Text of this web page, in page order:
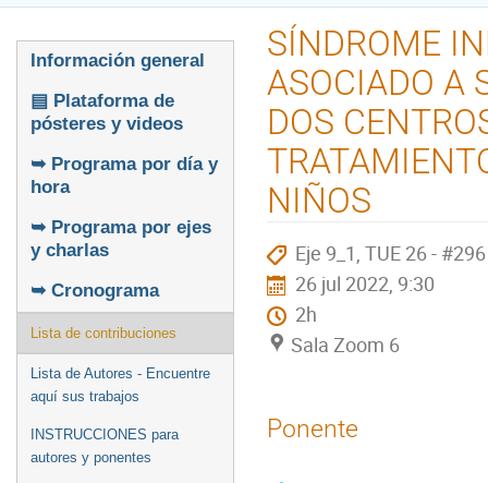
Event
menu
Información general
▤ Plataforma de
pósteres y videos
➥ Programa por día y
hora
➥ Programa por ejes
y charlas
➥ Cronograma
Lista de contribuciones
Lista de Autores - Encuentre
aquí sus trabajos
INSTRUCCIONES para
autores y ponentes
SÍNDROME
ASOCIADO A
DOS
NIÑOS
Eje 9_1, TUE 26 - #296
26 jul 2022, 9:30
2h
Sala Zoom 6
Ponente